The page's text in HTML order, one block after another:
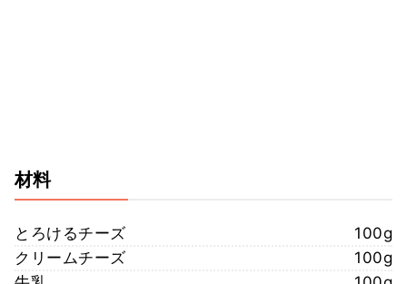
材料
とろけるチーズ
100g
クリームチーズ
100g